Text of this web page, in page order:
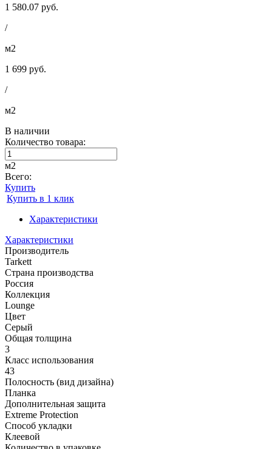
1 580.07 руб.
/
м2
1 699 руб.
/
м2
В наличии
Количество товара:
м2
Всего:
Купить
Купить в 1 клик
Характеристики
Характеристики
Производитель
Tarkett
Страна производства
Россия
Коллекция
Lounge
Цвет
Серый
Общая толщина
3
Класс использования
43
Полосность (вид дизайна)
Планка
Дополнительная защита
Extreme Protection
Способ укладки
Клеевой